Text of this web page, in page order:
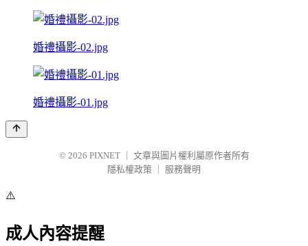
婚禮攝影-02.jpg
婚禮攝影-01.jpg
© 2026 PIXNET
文章與圖片權利屬原作者所有
隱私權政策
服務聲明
⚠️
成人內容提醒